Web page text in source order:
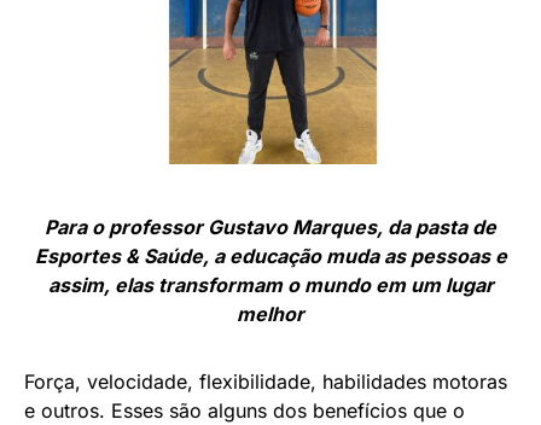
Para o professor Gustavo Marques, da pasta de
Esportes & Saúde, a educação muda as pessoas e
assim, elas transformam o mundo em um lugar
melhor
Força, velocidade, flexibilidade, habilidades motoras
e outros. Esses são alguns dos benefícios que o